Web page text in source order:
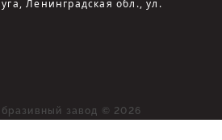
Ленинградская обл., ул.
завод © 2026